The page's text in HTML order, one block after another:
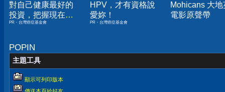
對自己健康最好的
投資，把握現在不
嫌晚！
PR・台灣癌症基金會
HPV，才有資格說
愛妳！
PR・台灣癌症基金會
Mohicans 大地
電影原聲帶
POPIN
主題工具
顯示可列印版本